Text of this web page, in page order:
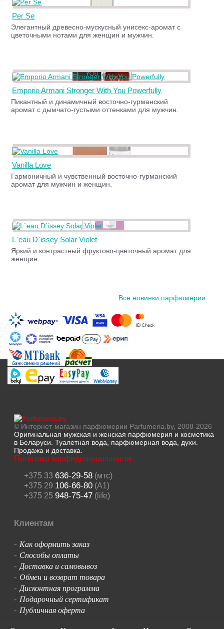
Per Se
Элегантный древесно-мускусный унисекс-аромат с
цветочными нотами для женщин и мужчин.
Emporio Armani Stronger With You Powerfully
Пикантный и динамичный восточно-гурманский
аромат с дымчато-густыми оттенками для мужчин.
Vanilla Love
Гармоничный и чувственный восточно-гурманский
аромат для мужчин и женщин.
L`eau D`issey Solar Violet
Яркий и контрастный фруктово-цветочный аромат для
женщин.
Все новинки парфюмерии
© Интернет-магазин парфюмерии Parfumeria.by, 2008-2026
Оригинальная мужская и женская парфюмерия и косметика
в Беларуси. Туалетная вода, парфюмерная вода, духи.
Продажа и доставка.
Политика конфиденциальности
+375 33 636-29-58(мтс)
+375 29 106-66-80(A1)
+375 25 948-75-47(life)
Клиентам
- Как оформить заказ
- Способы оплаты
-Доставка и самовывоз
- Обмен и возврат товара
-Дисконтная программа
- Подарочный сертификат
- Публичная оферта